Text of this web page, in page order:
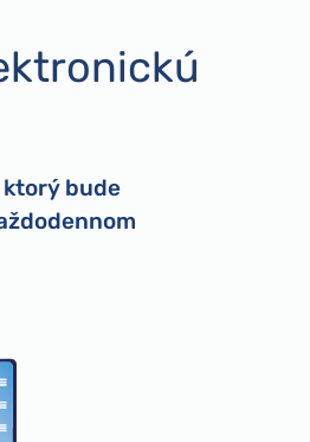
ktorý bude